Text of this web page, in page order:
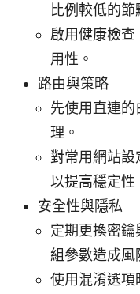
比例較低的節
啟用健康檢
用性。
路由與策略
先使用直連
理。
對常用網站設
以提高穩定性
安全性與隱私
定期更換密
組參數造成風
使用混淆選項